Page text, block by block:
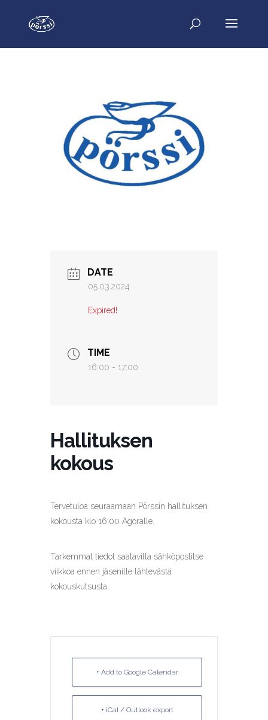
DATE
05.03.2024
Expired!
TIME
16:00 - 17:00
Hallituksen
kokous
Tervetuloa seuraamaan Pörssin hallituksen
kokousta klo 16:00 Agoralle.
Tarkemmat tiedot saatavilla sähköpostitse
viikkoa ennen jäsenille lähtevästä
kokouskutsusta.
+ Add to Google Calendar
+ iCal / Outlook export